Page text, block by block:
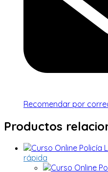
Recomendar por
Productos
rápida